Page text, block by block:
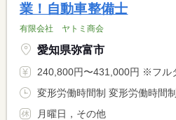
業！自動車整備士
有限会社 ヤトミ商会
愛知県弥富市
240,800円〜431,000円 ※フルタイム求人の場合は月額（換算額）
月曜日，その他